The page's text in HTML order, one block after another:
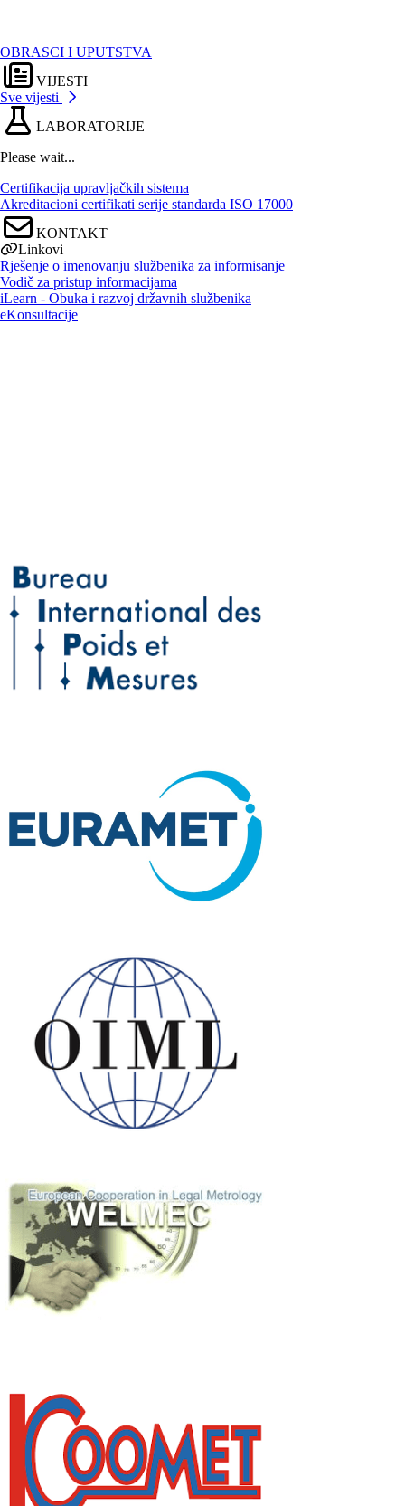
OBRASCI I UPUTSTVA
VIJESTI
Sve vijesti
LABORATORIJE
Please wait...
Certifikacija upravljačkih sistema
Akreditacioni certifikati serije standarda ISO 17000
KONTAKT
Linkovi
Rješenje o imenovanju službenika za informisanje
Vodič za pristup informacijama
iLearn - Obuka i razvoj državnih službenika
eKonsultacije